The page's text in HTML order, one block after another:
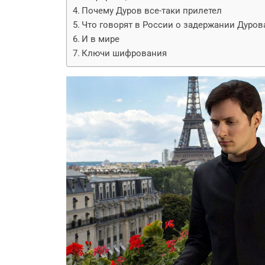
Почему Дуров все-таки прилетел
Что говорят в России о задержании
И в мире
Ключи шифрования